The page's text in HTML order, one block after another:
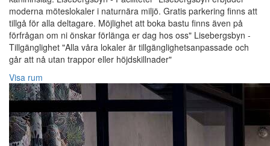
moderna möteslokaler i naturnära miljö. Gratis parkering finns att
tillgå för alla deltagare. Möjlighet att boka bastu finns även på
förfrågan om ni önskar förlänga er dag hos oss" Lisebergsbyn -
Tillgänglighet "Alla våra lokaler är tillgänglighetsanpassade och
går att nå utan trappor eller höjdskillnader"
Visa rum